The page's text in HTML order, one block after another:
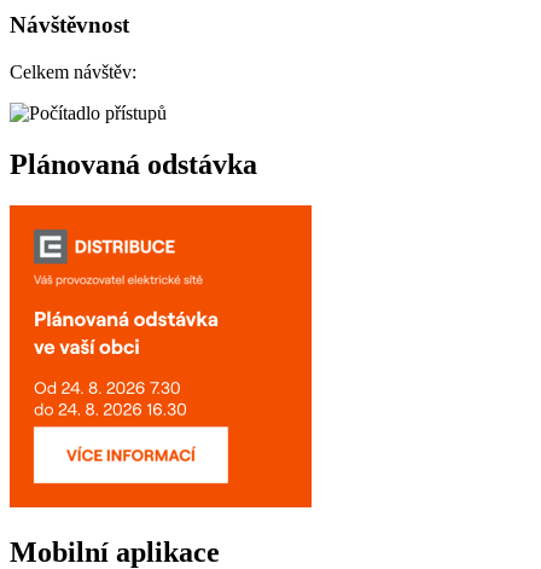
Návštěvnost
Celkem návštěv:
Plánovaná odstávka
Mobilní aplikace